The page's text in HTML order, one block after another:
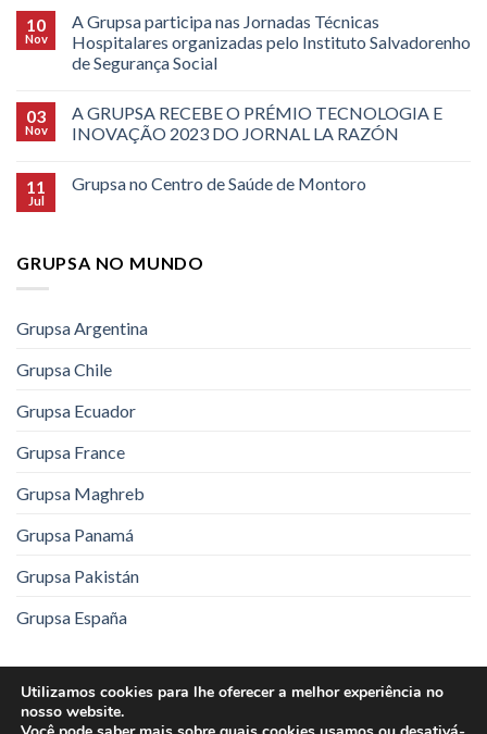
10
Nov
A Grupsa participa nas Jornadas Técnicas
Hospitalares organizadas pelo Instituto Salvadorenho
de Segurança Social
03
Nov
A GRUPSA RECEBE O PRÉMIO TECNOLOGIA E
INOVAÇÃO 2023 DO JORNAL LA RAZÓN
11
Jul
Grupsa no Centro de Saúde de Montoro
GRUPSA NO MUNDO
Grupsa Argentina
Grupsa Chile
Grupsa Ecuador
Grupsa France
Grupsa Maghreb
Grupsa Panamá
Grupsa Pakistán
Grupsa España
Aviso Legal Política de Privacidade
Utilizamos cookies para lhe oferecer a melhor experiência no
nosso website.